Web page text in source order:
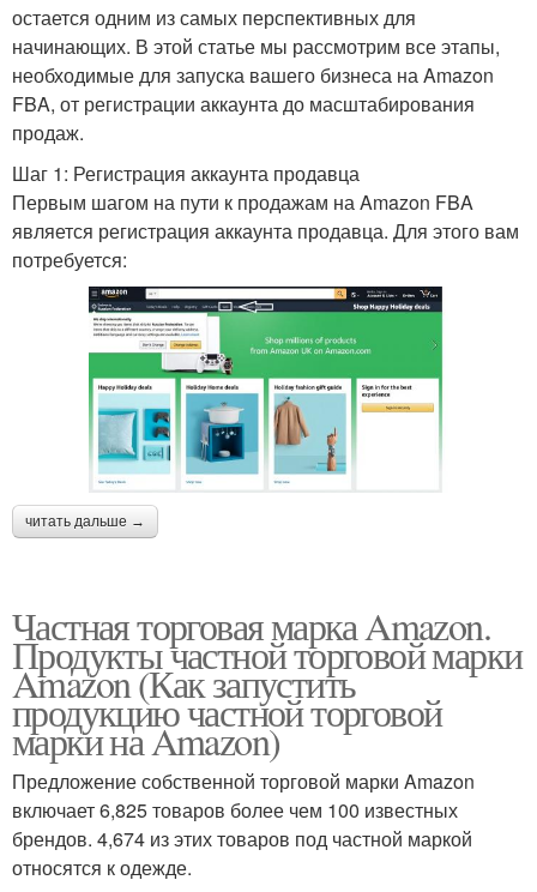
остается одним из самых перспективных для
начинающих. В этой статье мы рассмотрим все этапы,
необходимые для запуска вашего бизнеса на Amazon
FBA, от регистрации аккаунта до масштабирования
продаж.
Шаг 1: Регистрация аккаунта продавца
Первым шагом на пути к продажам на Amazon FBA
является регистрация аккаунта продавца. Для этого вам
потребуется:
читать дальше →
Частная торговая марка Amazon.
Продукты частной торговой марки
Amazon (Как запустить
продукцию частной торговой
марки на Amazon)
Предложение собственной торговой марки Amazon
включает 6,825 товаров более чем 100 известных
брендов. 4,674 из этих товаров под частной маркой
относятся к одежде.